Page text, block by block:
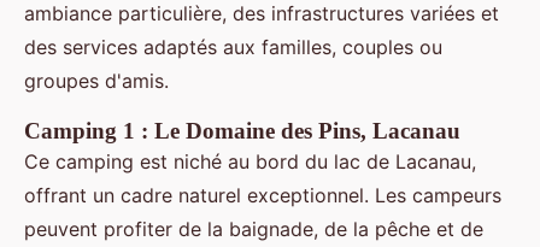
ambiance particulière, des infrastructures variées et
des services adaptés aux familles, couples ou
groupes d'amis.
Camping 1 : Le Domaine des Pins, Lacanau
Ce camping est niché au bord du lac de Lacanau,
offrant un cadre naturel exceptionnel. Les campeurs
peuvent profiter de la baignade, de la pêche et de